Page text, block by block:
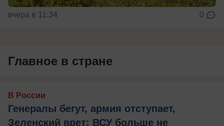
вчера в 11:34 0
Главное в стране
В России
Генералы бегут, армия отступает,
Зеленский врет: ВСУ больше не